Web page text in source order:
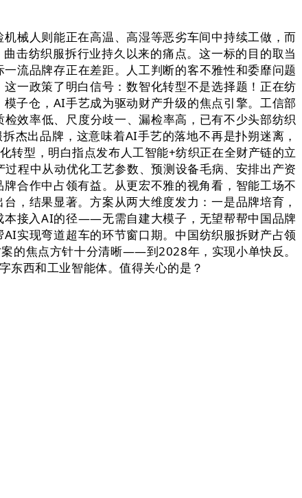
械人则能正在高温、高湿等恶劣车间中持续工做，而
击纺织服拆行业持久以来的痛点。这一标的目的取当
流品牌存正在差距。人工判断的客不雅性和委靡问题
一政策了明白信号：数智化转型不是选择题！正在纺
子仓，AI手艺成为驱动财产升级的焦点引擎。工信部
效率低、尺度分歧一、漏检率高，已有不少头部纺织
杰出品牌，这意味着AI手艺的落地不再是扑朔迷离，
转型，明白指点发布人工智能+纺织正在全财产链的立
程中从动优化工艺参数、预测设备毛病、安排出产资
合作中占领有益。从更宏不雅的视角看，智能工场不
，结果显著。方案从两大维度发力：一是品牌培育，
本接入AI的径——无需自建大模子，无望帮帮中国品牌
实现弯道超车的环节窗口期。中国纺织服拆财产占领
的焦点方针十分清晰——到2028年，实现小单快反。
东西和工业智能体。值得关心的是？